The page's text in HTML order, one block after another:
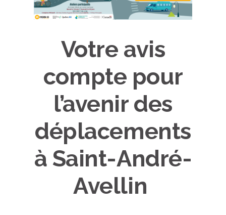
Votre avis
compte pour
l’avenir des
déplacements
à Saint-André-
Avellin